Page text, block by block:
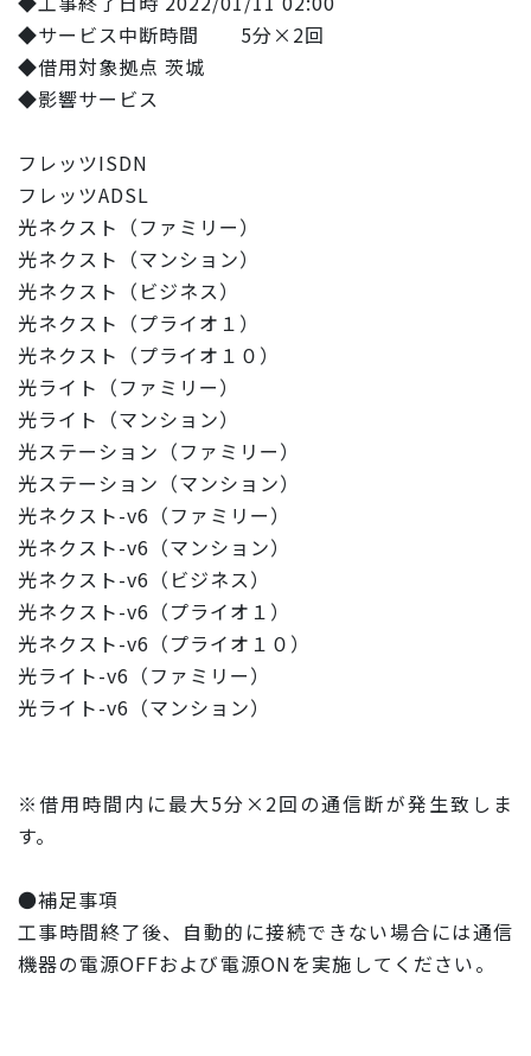
◆サービス中断時間 5分×2回
◆借用対象拠点 茨城
◆影響サービス
フレッツISDN
フレッツADSL
光ネクスト（ファミリー）
光ネクスト（マンション）
光ネクスト（ビジネス）
光ネクスト（プライオ１）
光ネクスト（プライオ１０）
光ライト（ファミリー）
光ライト（マンション）
光ステーション（ファミリー）
光ステーション（マンション）
光ネクスト-v6（ファミリー）
光ネクスト-v6（マンション）
光ネクスト-v6（ビジネス）
光ネクスト-v6（プライオ１）
光ネクスト-v6（プライオ１０）
光ライト-v6（ファミリー）
光ライト-v6（マンション）
※借用時間内に最大5分×2回の通信断が発生致しま
す。
●補足事項
工事時間終了後、自動的に接続できない場合には通信
機器の電源OFFおよび電源ONを実施してください。